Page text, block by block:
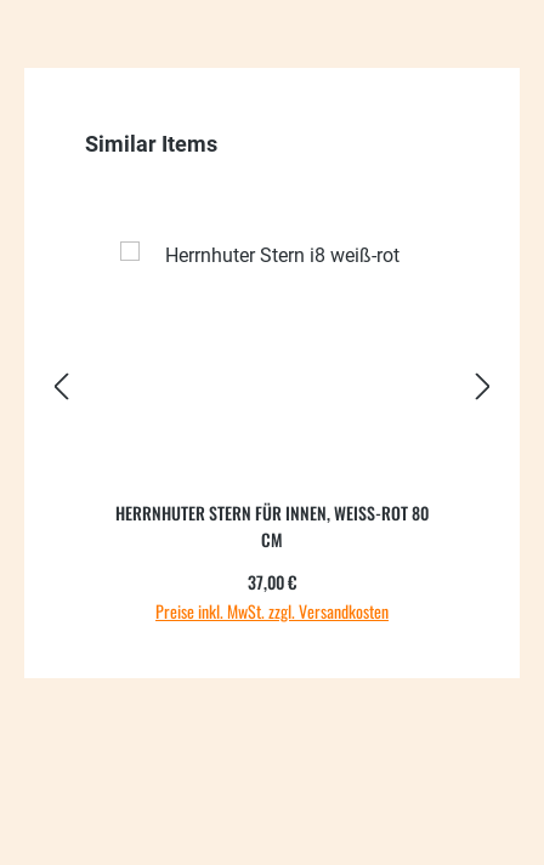
Produktgalerie überspringen
Similar Items
HERRNHUTER STERN FÜR INNEN, WEISS-ROT 80 C
M
Regulärer Preis:
37,00 €
Preise inkl. MwSt. zzgl. Versandkosten